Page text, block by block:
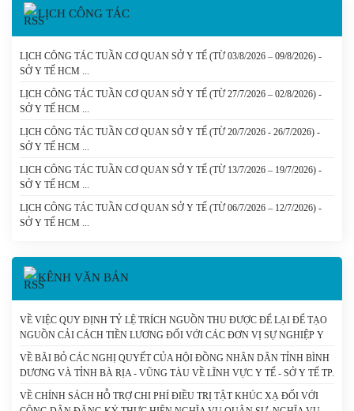
LỊCH CÔNG TÁC
LỊCH CÔNG TÁC TUẦN CƠ QUAN SỞ Y TẾ (TỪ 03/8/2026 – 09/8/2026) -
SỞ Y TẾ HCM
LỊCH CÔNG TÁC TUẦN CƠ QUAN SỞ Y TẾ (TỪ 27/7/2026 – 02/8/2026) -
SỞ Y TẾ HCM
LỊCH CÔNG TÁC TUẦN CƠ QUAN SỞ Y TẾ (TỪ 20/7/2026 - 26/7/2026) -
SỞ Y TẾ HCM
LỊCH CÔNG TÁC TUẦN CƠ QUAN SỞ Y TẾ (TỪ 13/7/2026 – 19/7/2026) -
SỞ Y TẾ HCM
LỊCH CÔNG TÁC TUẦN CƠ QUAN SỞ Y TẾ (TỪ 06/7/2026 – 12/7/2026) -
SỞ Y TẾ HCM
KÊNH VĂN BẢN
VỀ VIỆC QUY ĐỊNH TỶ LỆ TRÍCH NGUỒN THU ĐƯỢC ĐỂ LẠI ĐỂ TẠO
NGUỒN CẢI CÁCH TIỀN LƯƠNG ĐỐI VỚI CÁC ĐƠN VỊ SỰ NGHIỆP Y
TẾ CÔNG LẬP CÓ SỐ THU LỚN DO THÀNH PHỐ HỒ CHÍ MINH QUẢN
LÝ (CHUNG) - SỞ Y TẾ TP. HỒ CHÍ MINH
VỀ BÃI BỎ CÁC NGHỊ QUYẾT CỦA HỘI ĐỒNG NHÂN DÂN TỈNH BÌNH
DƯƠNG VÀ TỈNH BÀ RỊA - VŨNG TÀU VỀ LĨNH VỰC Y TẾ - SỞ Y TẾ TP.
HỒ CHÍ MINH
VỀ CHÍNH SÁCH HỖ TRỢ CHI PHÍ ĐIỀU TRỊ TẬT KHÚC XẠ ĐỐI VỚI